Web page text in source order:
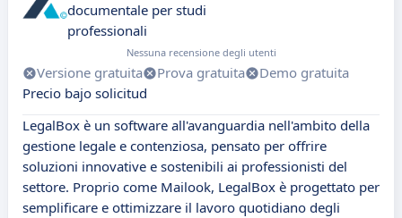
documentale per studi
professionali
Nessuna recensione degli utenti
Versione gratuita Prova gratuita
Demo gratuita
Precio bajo solicitud
LegalBox è un software all'avanguardia nell'ambito della
gestione legale e contenziosa, pensato per offrire
soluzioni innovative e sostenibili ai professionisti del
settore. Proprio come Mailook, LegalBox è progettato per
semplificare e ottimizzare il lavoro quotidiano degli